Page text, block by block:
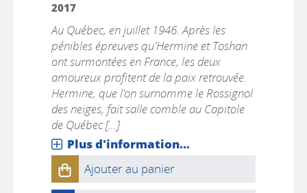
2017
Au Québec, en juillet 1946. Après les
pénibles épreuves qu'Hermine et Toshan
ont surmontées en France, les deux
amoureux profitent de la paix retrouvée.
Hermine, que l’on surnomme le Rossignol
des neiges, fait salle comble au Capitole
de Québec [...]
Plus d'information...
Ajouter au panier